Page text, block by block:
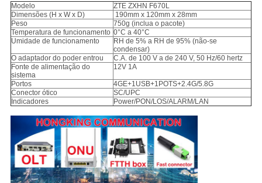
Modelo
ZTE ZXHN F670L
Dimensões (H x W x D)
190mm x 120mm x 28mm
Peso
750g (inclua o pacote)
Temperatura de funcionamento 0°C a 40°C
Umidade de funcionamento
RH de 5% a RH de 95% (não-se
condensar)
O adaptador do poder entrou
C.A. de 100 V a de 240 V, 50 Hz/60 hertz
Fonte de alimentação do
sistema
12V 1A
Portos
4GE+1USB+1POTS+2.4G/5.8G
Conector ótico
SC/UPC
Indicadores
Power/PON/LOS/ALARM/LAN